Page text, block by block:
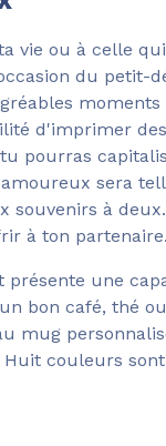
vie ou à celle
du petit-
moments
d'imprimer
pourras
sera
souvenirs à
à ton partenaire.
une
bon café, thé
mug
couleurs sont